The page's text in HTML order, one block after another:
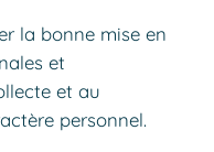
la bonne mise en
et
et au
personnel.